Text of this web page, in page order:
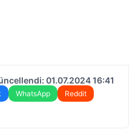
01.07.2024 16:41
WhatsApp
Reddit